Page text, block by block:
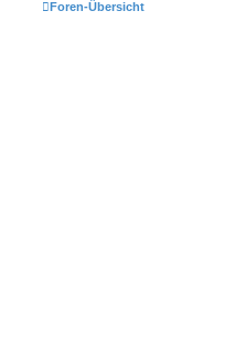
Foren-Übersicht